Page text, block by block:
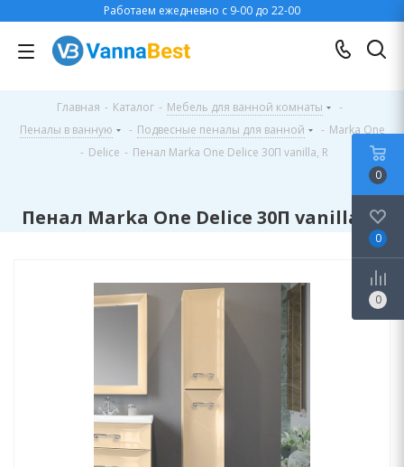
Работаем ежедневно с 9-00 до 22-00
Главная - Каталог - Мебель для ванной комнаты
-
Пеналы в ванную
- Подвесные пеналы для ванной - Marka One
- Delice - Пенал Marka One Delice 30П vanilla, R
Пенал Marka One Delice 30П vanilla, R
0
0
0